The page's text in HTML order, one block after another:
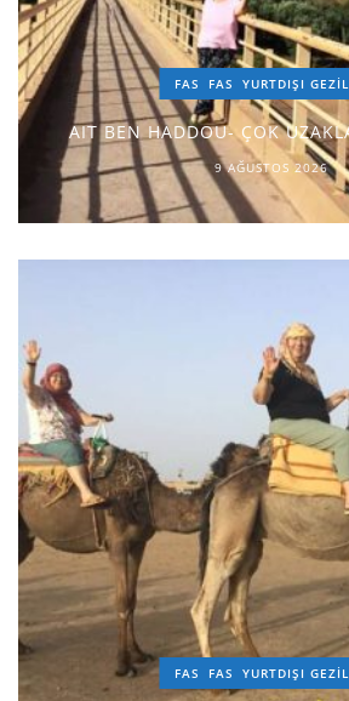
FAS FAS YURTDIŞI
AIT BEN HADDOU- ÇOK
9 AĞUSTOS 2026
FAS FAS YURTDIŞI